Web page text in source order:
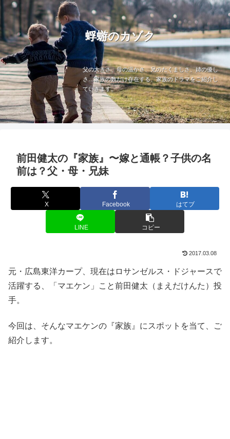
蜉蝣のカゾク
父の大きさ、母の温かさ、兄のたくましさ、姉の優し
さ…家族の数だけ存在する、家族のドラマをご紹介し
ていきます。
前田健太の『家族』〜嫁と通帳？子供の名
前は？父・母・兄妹
X Facebook はてブ
LINE コピー
2017.03.08
元・広島東洋カープ、現在はロサンゼルス・ドジャースで
活躍する、「マエケン」こと前田健太（まえだけんた）投
手。
今回は、そんなマエケンの『家族』にスポットを当て、ご
紹介します。